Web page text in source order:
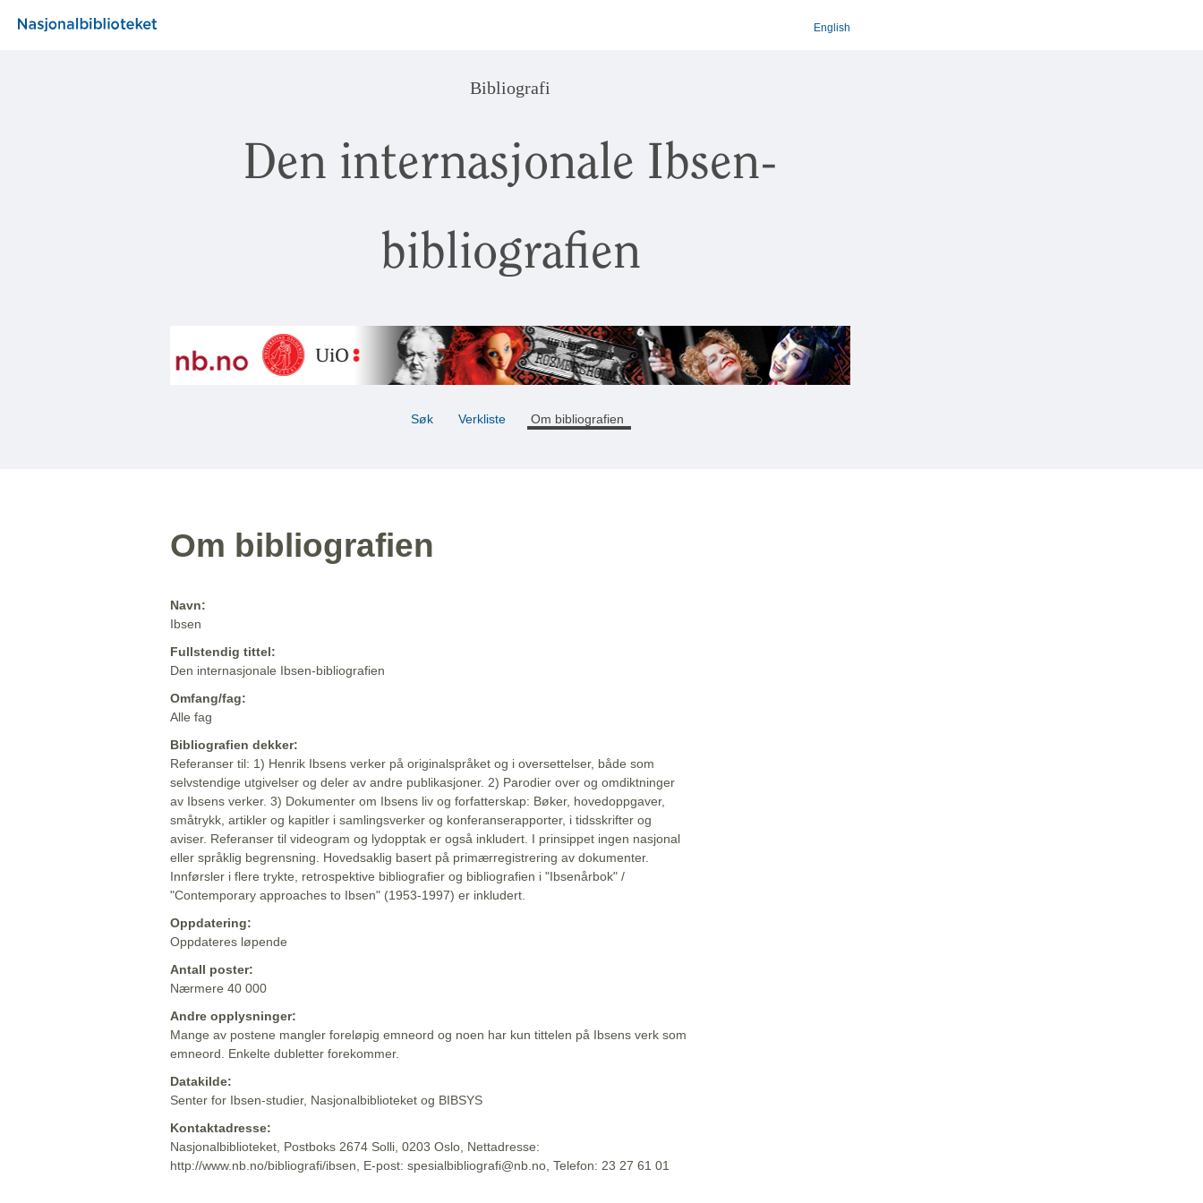
English
Bibliografi
Den internasjonale Ibsen-
bibliografien
Søk Verkliste Om bibliografien
Om bibliografien
Navn:
Ibsen
Fullstendig tittel:
Den internasjonale Ibsen-bibliografien
Omfang/fag:
Alle fag
Bibliografien dekker:
Referanser til: 1) Henrik Ibsens verker på originalspråket og i oversettelser, både som
selvstendige utgivelser og deler av andre publikasjoner. 2) Parodier over og omdiktninger
av Ibsens verker. 3) Dokumenter om Ibsens liv og forfatterskap: Bøker, hovedoppgaver,
småtrykk, artikler og kapitler i samlingsverker og konferanserapporter, i tidsskrifter og
aviser. Referanser til videogram og lydopptak er også inkludert. I prinsippet ingen nasjonal
eller språklig begrensning. Hovedsaklig basert på primærregistrering av dokumenter.
Innførsler i flere trykte, retrospektive bibliografier og bibliografien i "Ibsenårbok" /
"Contemporary approaches to Ibsen" (1953-1997) er inkludert.
Oppdatering:
Oppdateres løpende
Antall poster:
Nærmere 40 000
Andre opplysninger:
Mange av postene mangler foreløpig emneord og noen har kun tittelen på Ibsens verk som
emneord. Enkelte dubletter forekommer.
Datakilde:
Senter for Ibsen-studier, Nasjonalbiblioteket og BIBSYS
Kontaktadresse:
Nasjonalbiblioteket, Postboks 2674 Solli, 0203 Oslo, Nettadresse:
http://www.nb.no/bibliografi/ibsen, E-post: spesialbibliografi@nb.no, Telefon: 23 27 61 01